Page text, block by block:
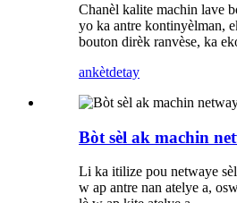
Chanèl kalite machin lave
yo ka antre kontinyèlman,
bouton dirèk ranvèse, ka
ankètdetay
Bòt sèl ak machin
Li ka itilize pou netwaye
w ap antre nan atelye a,